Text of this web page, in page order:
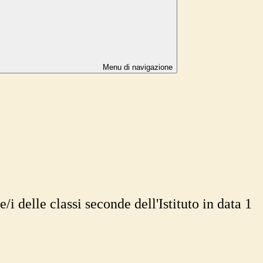
Menu di navigazione
delle classi seconde dell'Istituto in data 1